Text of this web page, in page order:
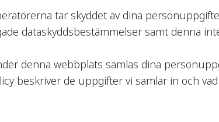
tar skyddet av dina
dataskyddsbestämmelser samt denna
denna webbplats samlas dina
beskriver de uppgifter vi samlar in och